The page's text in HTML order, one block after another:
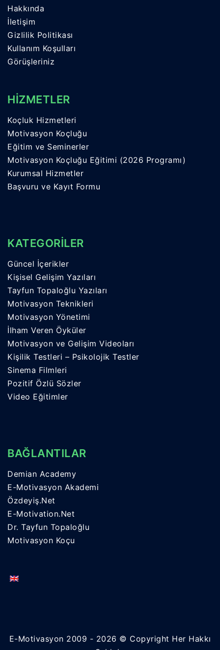
Hakkında
İletişim
Gizlilik Politikası
Kullanım Koşulları
Görüşleriniz
HİZMETLER
Koçluk Hizmetleri
Motivasyon Koçluğu
Eğitim ve Seminerler
Motivasyon Koçluğu Eğitimi (2026 Programı)
Kurumsal Hizmetler
Başvuru ve Kayıt Formu
KATEGORİLER
Güncel İçerikler
Kişisel Gelişim Yazıları
Tayfun Topaloğlu Yazıları
Motivasyon Teknikleri
Motivasyon Yönetimi
İlham Veren Öyküler
Motivasyon ve Gelişim Videoları
Kişilik Testleri – Psikolojik Testler
Sinema Filmleri
Pozitif Özlü Sözler
Video Eğitimler
BAĞLANTILAR
Demian Academy
E-Motivasyon Akademi
Özdeyiş.Net
E-Motivation.Net
Dr. Tayfun Topaloğlu
Motivasyon Koçu
E-Motivasyon 2009 - 2026 © Copyright Her Hakkı